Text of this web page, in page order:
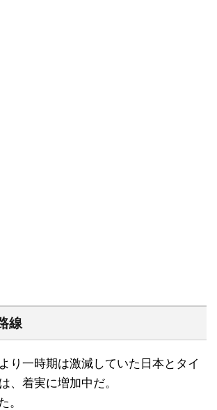
線
り一時期は激減していた日本とタイ
、着実に増加中だ。
。